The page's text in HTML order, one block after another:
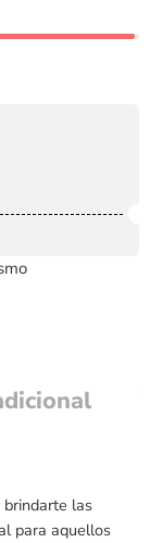
las
para aquellos